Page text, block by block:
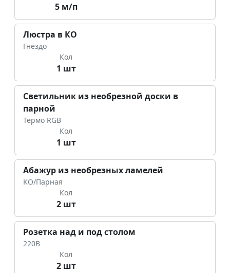
5 м/п
Люстра в КО
Гнездо
Кол
1 шт
Светильник из необрезной доски в
парной
Термо RGB
Кол
1 шт
Абажур из необрезных ламелей
КО/Парная
Кол
2 шт
Розетка над и под столом
220В
Кол
2 шт